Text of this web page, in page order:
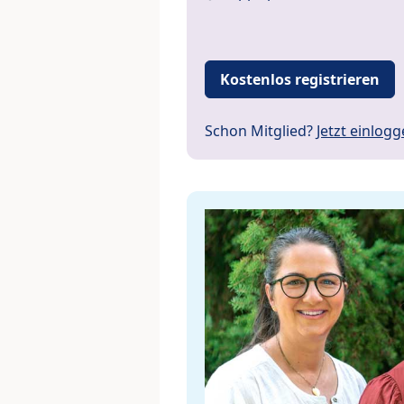
Kostenlos registrieren
Schon Mitglied? Jetzt